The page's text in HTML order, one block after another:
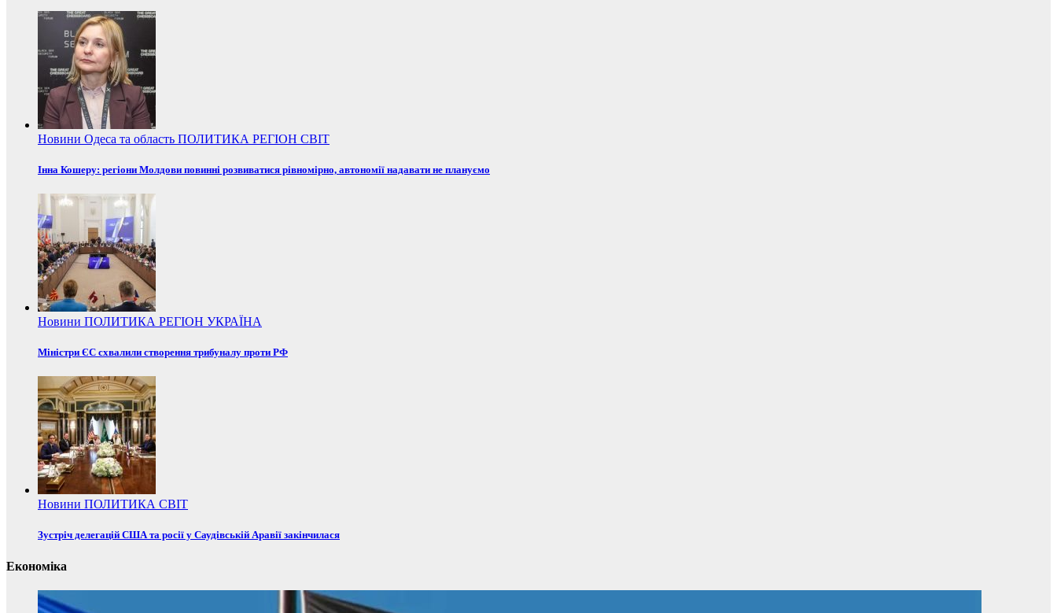
Новини Одеса та область ПОЛИТИКА РЕГІОН СВІТ
Інна Кошеру: регіони Молдови повинні розвиватися рівномірно, автономії надавати не плануємо
Новини ПОЛИТИКА РЕГІОН УКРАЇНА
Міністри ЄС схвалили створення трибуналу проти РФ
Новини ПОЛИТИКА СВІТ
Зустріч делегацій США та росії у Саудівській Аравії закінчилася
Економіка